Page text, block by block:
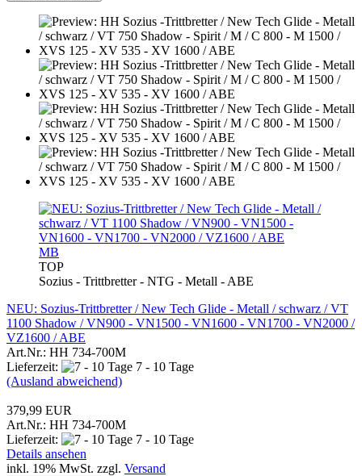
MB
TOP
Sozius - Trittbretter - NTG - Metall - ABE
NEU: Sozius-Trittbretter / New Tech Glide - Metall / schwarz / VT
1100 Shadow / VN900 - VN1500 - VN1600 - VN1700 - VN2000 /
VZ1600 / ABE
Art.Nr.: HH 734-700M
Lieferzeit:
7 - 10 Tage
(Ausland abweichend)
379,99 EUR
Art.Nr.: HH 734-700M
Lieferzeit:
7 - 10 Tage
Details ansehen
inkl. 19% MwSt. zzgl. Versand